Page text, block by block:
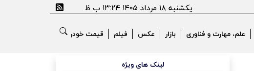
یکشنبه ۱۸ مرداد ۱۴۰۵ ۱۳:۲۴ ب ظ
علم، مهارت و فناوری بازار عکس فیلم قیمت خودرو
لینک های ویژه